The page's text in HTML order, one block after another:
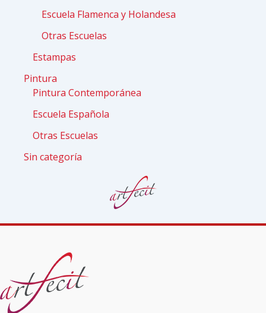
Escuela Flamenca y Holandesa
Otras Escuelas
Estampas
Pintura
Pintura Contemporánea
Escuela Española
Otras Escuelas
Sin categoría